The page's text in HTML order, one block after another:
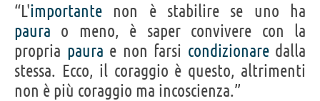
“L'importante non è stabilire se uno ha
paura o meno, è saper convivere con la
propria paura e non farsi condizionaredalla
stessa. Ecco, il coraggio è questo, altrimenti
non è più coraggio ma incoscienza.”